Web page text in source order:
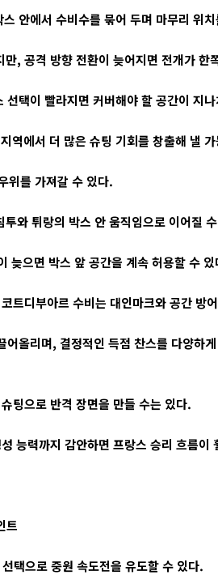
안에서 수비수를 묶어 두며 마무리 위
, 공격 방향 전환이 늦어지면 전개가 한
택이 빨라지면 커버해야 할 공간이 지
역에서 더 많은 슈팅 기회를 창출해 낼
위를 가져갈 수 있다.
와 튀랑의 박스 안 움직임으로 이어질
늦으면 박스 앞 공간을 계속 허용할 수 있
트디부아르 수비는 대인마크와 공간 방
올리며, 결정적인 득점 찬스를 다양하
팅으로 반격 장면을 만들 수는 있다.
능력까지 감안하면 프랑스 승리 흐름이
트
택으로 중원 속도전을 유도할 수 있다.